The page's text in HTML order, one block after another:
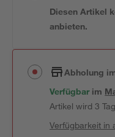
Diesen Artikel
anbieten.
Abholung
Verfügbar im
Artikel wird 3
Verfügbarkeit in